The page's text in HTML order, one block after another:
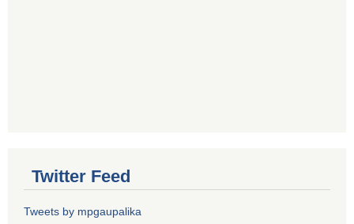
Twitter Feed
Tweets by mpgaupalika